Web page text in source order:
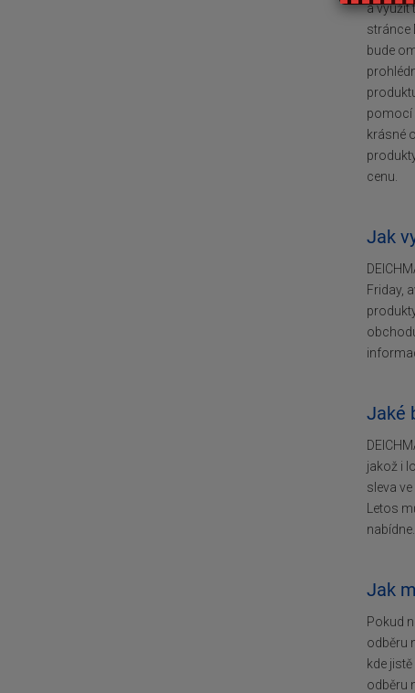
a využít
stránce
bude
pomocí
krásné
cenu.
Jak
Friday,
Jaké
jakož i
sleva
Letos
nabídne.
Jak
Pokud
odběru
kde
odběru